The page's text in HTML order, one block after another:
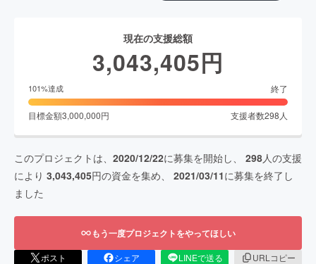
現在の支援総額
3,043,405円
101%達成 終了
目標金額3,000,000円 支援者数298 人
このプロジェクトは、 2020/12/22に募集を開始し、 298人の支援
により 3,043,405円の資金を集め、 2021/03/11に募集を終了し
ました
もう一度プロジェクトをやってほしい
ポスト シェア LINEで送る
URLコピー